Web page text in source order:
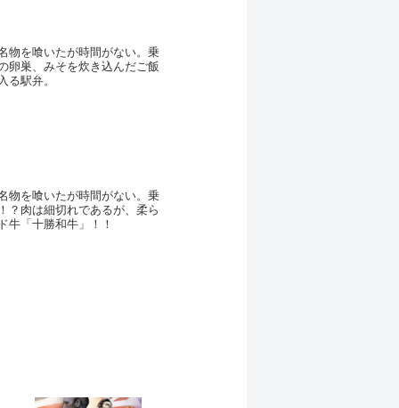
物を喰いたが時間がない。乗
卵巣、みそを炊き込んだご飯
駅弁。
物を喰いたが時間がない。乗
？肉は細切れであるが、柔ら
牛「十勝和牛」！！